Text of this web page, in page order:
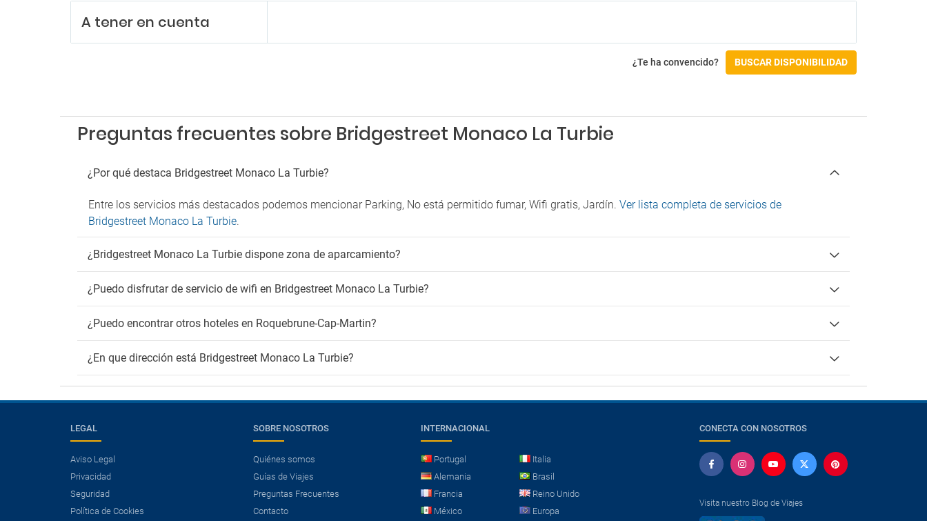
A tener en cuenta
¿Te ha convencido? BUSCAR DISPONIBILIDAD
Preguntas frecuentes sobre Bridgestreet Monaco La Turbie
¿Por qué destaca Bridgestreet Monaco La Turbie?
Entre los servicios más destacados podemos mencionar Parking, No está permitido fumar, Wifi gratis, Jardín. Ver lista completa de servicios de
Bridgestreet Monaco La Turbie.
¿Bridgestreet Monaco La Turbie dispone zona de aparcamiento?
¿Puedo disfrutar de servicio de wifi en Bridgestreet Monaco La Turbie?
¿Puedo encontrar otros hoteles en Roquebrune-Cap-Martin?
¿En que dirección está Bridgestreet Monaco La Turbie?
LEGAL
Aviso Legal
Privacidad
Seguridad
Política de Cookies
SOBRE NOSOTROS
Quiénes somos
Guías de Viajes
Preguntas Frecuentes
Contacto
INTERNACIONAL
Portugal
Italia
Alemania
Brasil
Francia
Reino Unido
México
Europa
CONECTA CON NOSOTROS
Visita nuestro Blog de Viajes